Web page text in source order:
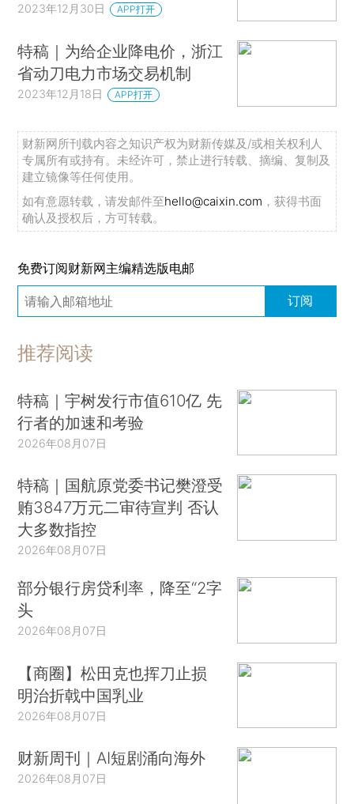
2023年12月30日 APP打开
特稿｜为给企业降电价，浙江
省动刀电力市场交易机制
2023年12月18日 APP打开
财新网所刊载内容之知识产权为财新传媒及/或相关权利人
专属所有或持有。未经许可，禁止进行转载、摘编、复制及
建立镜像等任何使用。
如有意愿转载，请发邮件至hello@caixin.com ，获得书面
确认及授权后，方可转载。
免费订阅财新网主编精选版电邮
订阅
推荐阅读
特稿｜宇树发行市值610亿 先
行者的加速和考验
2026年08月07日
特稿｜国航原党委书记樊澄受
贿3847万元二审待宣判 否认
大多数指控
2026年08月07日
部分银行房贷利率，降至“2字
头
2026年08月07日
【商圈】松田克也挥刀止损
明治折戟中国乳业
2026年08月07日
财新周刊｜AI短剧涌向海外
2026年08月07日